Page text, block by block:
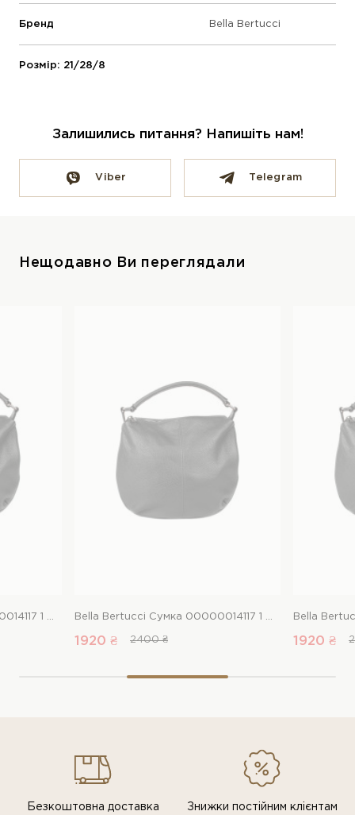
Бренд Bella Bertucci
Розмір: 21/28/8
Залишились питання? Напишіть нам!
Viber Telegram
Нещодавно Ви переглядали
1920 ₴ 2400 ₴ 1920 ₴
Безкоштовна доставка Знижки постiйним клiєнтам